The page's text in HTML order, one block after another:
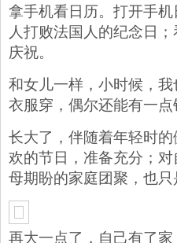
拿手机看日历。打开手
人打败法国人的纪念日
庆祝。
和女儿一样，小时候，
衣服穿，偶尔还能有一
长大了，伴随着年轻时
欢的节日，准备充分；
母期盼的家庭团聚，也
再大一点了，自己有了